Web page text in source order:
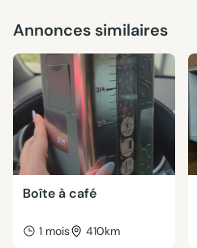
Annonces similaires
Boîte à café
1 mois 410km